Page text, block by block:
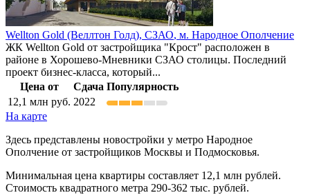
Wellton Gold (Веллтон Голд), СЗАО, м. Народное Ополчение
ЖК Wellton Gold от застройщика "Крост" расположен в
районе в Хорошево-Мневники СЗАО столицы. Последний
проект бизнес-класса, который...
Цена от
Сдача Популярность
12,1 млн руб. 2022
На карте
Здесь представлены новостройки у метро Народное
Ополчение от застройщиков Москвы и Подмосковья.
Минимальная цена квартиры составляет 12,1 млн рублей.
Стоимость квадратного метра 290-362 тыс. рублей.